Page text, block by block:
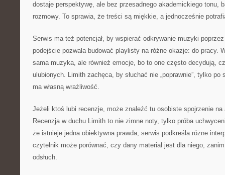
dostaje perspektywę, ale bez przesadnego akademickiego tonu,
rozmowy. To sprawia, że treści są miękkie, a jednocześnie
Serwis ma też potencjał, by wspierać odkrywanie muzyki
podejście pozwala budować playlisty na różne okazje: do pracy.
sama muzyka, ale również emocje, bo to one często decydują,
ulubionych. Limith zachęca, by słuchać nie „poprawnie”, tylko po
ma własną wrażliwość.
Jeżeli ktoś lubi recenzje, może znaleźć tu osobiste spojrzenie na
Recenzja w duchu Limith to nie zimne noty, tylko próba
że istnieje jedna obiektywna prawda, serwis podkreśla różne
czytelnik może porównać, czy dany materiał jest dla niego,
odsłuch.